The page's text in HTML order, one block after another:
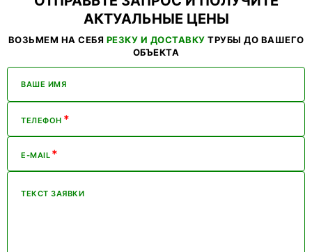
АКТУАЛЬНЫЕ ЦЕНЫ
ВОЗЬМЕМ НА СЕБЯ РЕЗКУ И ДОСТАВКУ ТРУБЫ ДО ВАШЕГО
ОБЪЕКТА
ВАШЕ ИМЯ
ТЕЛЕФОН *
E-MAIL *
ТЕКСТ ЗАЯВКИ